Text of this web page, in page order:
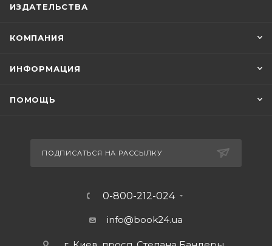
ИЗДАТЕЛЬСТВА
КОМПАНИЯ
ИНФОРМАЦИЯ
ПОМОЩЬ
ПОДПИСАТЬСЯ НА РАССЫЛКУ
0-800-212-024
info@book24.ua